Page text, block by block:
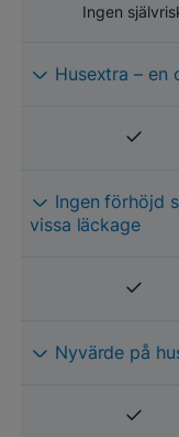
Ingen
Husextra – en
vissa läckage
Nyvärde på